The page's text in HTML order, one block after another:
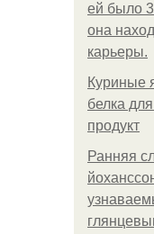
ей было
она
карьеры.
Куриные
белка
продукт
Ранняя